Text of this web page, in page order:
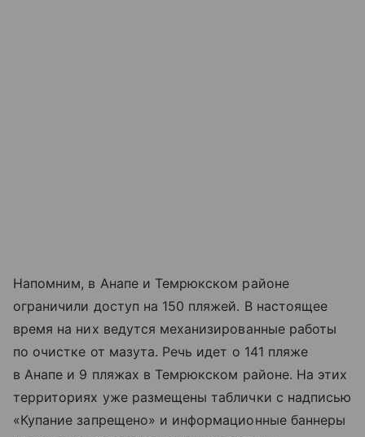
Напомним, в Анапе и Темрюкском районе
ограничили доступ на 150 пляжей. В настоящее
время на них ведутся механизированные работы
по очистке от мазута. Речь идет о 141 пляже
в Анапе и 9 пляжах в Темрюкском районе. На этих
территориях уже размещены таблички с надписью
«Купание запрещено» и информационные баннеры